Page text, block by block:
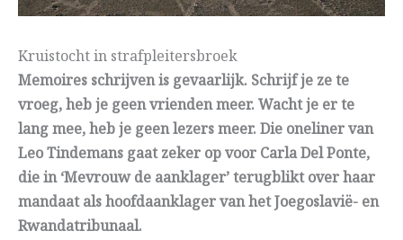
Kruistocht in strafpleitersbroek
Memoires schrijven is gevaarlijk. Schrijf je ze te
vroeg, heb je geen vrienden meer. Wacht je er te
lang mee, heb je geen lezers meer. Die oneliner van
Leo Tindemans gaat zeker op voor Carla Del Ponte,
die in ‘Mevrouw de aanklager’ terugblikt over haar
mandaat als hoofdaanklager van het Joegoslavië- en
Rwandatribunaal.